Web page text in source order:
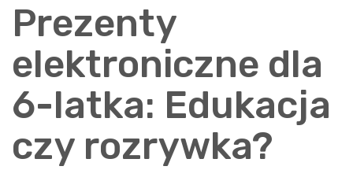
Prezenty
elektroniczne dla
6-latka: Edukacja
czy rozrywka?